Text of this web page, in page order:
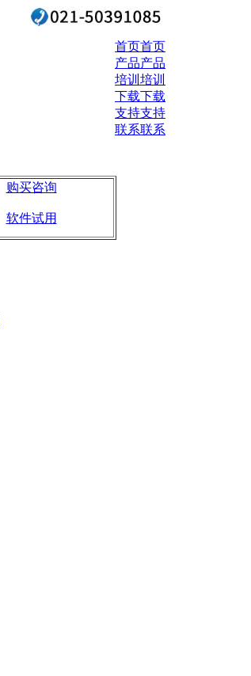
首页首页
产品产品
培训 培训
下载下载
支持支持
联系联系
购买咨询
软件试用